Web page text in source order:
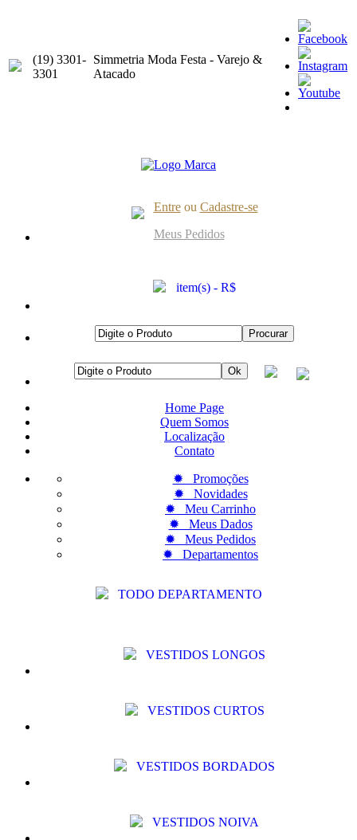
(19) 3301-
3301
Simmetria Moda Festa - Varejo &
Atacado
Entre ou Cadastre-se
Meus Pedidos
item(s) - R$
Home Page
Quem Somos
Localização
Contato
✹ Promoções
✹ Novidades
✹ Meu Carrinho
✹ Meus Dados
✹ Meus Pedidos
✹ Departamentos
TODO DEPARTAMENTO
VESTIDOS LONGOS
VESTIDOS CURTOS
VESTIDOS BORDADOS
VESTIDOS NOIVA